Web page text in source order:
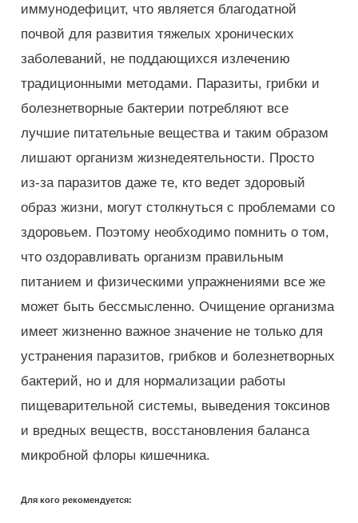
иммунодефицит, что является благодатной
почвой для развития тяжелых хронических
заболеваний, не поддающихся излечению
традиционными методами. Паразиты, грибки и
болезнетворные бактерии потребляют все
лучшие питательные вещества и таким образом
лишают организм жизнедеятельности. Просто
из-за паразитов даже те, кто ведет здоровый
образ жизни, могут столкнуться с проблемами со
здоровьем. Поэтому необходимо помнить о том,
что оздоравливать организм правильным
питанием и физическими упражнениями все же
может быть бессмысленно. Очищение организма
имеет жизненно важное значение не только для
устранения паразитов, грибков и болезнетворных
бактерий, но и для нормализации работы
пищеварительной системы, выведения токсинов
и вредных веществ, восстановления баланса
микробной флоры кишечника.
Для кого рекомендуется: